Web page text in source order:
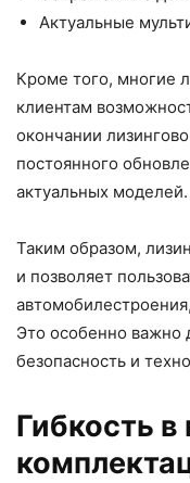
Актуальные
Кроме того, многие
клиентам
окончании
постоянного
актуальных моделей.
Таким образом,
и позволяет
Это особенно важно
безопасность и
Гибкость